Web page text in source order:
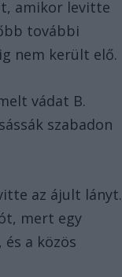
amikor levitte
további
nem került elő.
vádat B.
szabadon
az ájult lányt.
mert egy
a közös